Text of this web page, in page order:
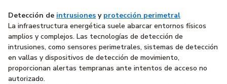
Detección de intrusiones y protección perimetral
La infraestructura energética suele abarcar entornos físicos
amplios y complejos. Las tecnologías de detección de
intrusiones, como sensores perimetrales, sistemas de detección
en vallas y dispositivos de detección de movimiento,
proporcionan alertas tempranas ante intentos de acceso no
autorizado.